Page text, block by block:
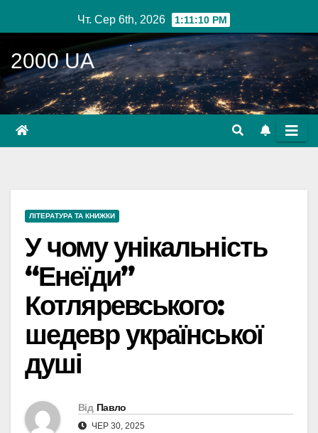
до
вмісту
Чт. Сер 6th, 2026 1:11:11 PM
2000 UA
ЛІТЕРАТУРА ТА КНИЖКИ
У чому унікальність
“Енеїди”
Котляревського:
шедевр української
душі
Від Павло
ЧЕР 30, 2025